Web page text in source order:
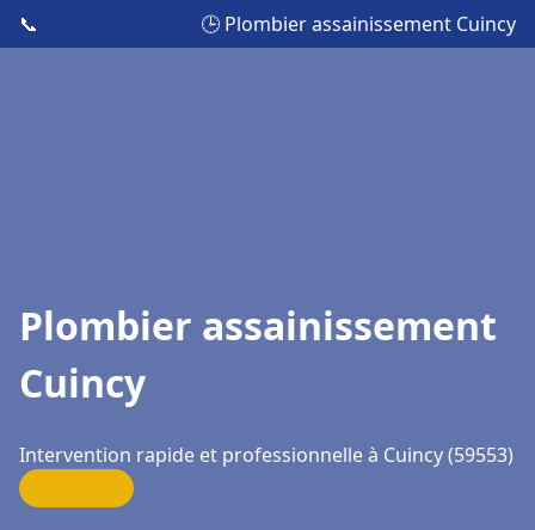
📞 🕒 Plombier assainissement Cuincy
Plombier assainissement
Cuincy
Intervention rapide et professionnelle à Cuincy (59553)